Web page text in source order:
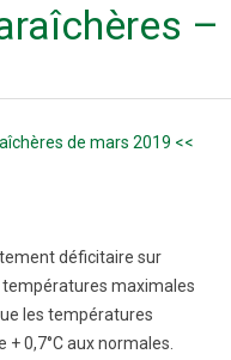
–
de mars 2019 <<
déficitaire sur
températures maximales
les températures
0,7°C aux normales.